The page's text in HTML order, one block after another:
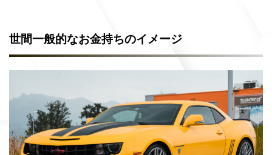
世間一般的なお金持ちのイメージ